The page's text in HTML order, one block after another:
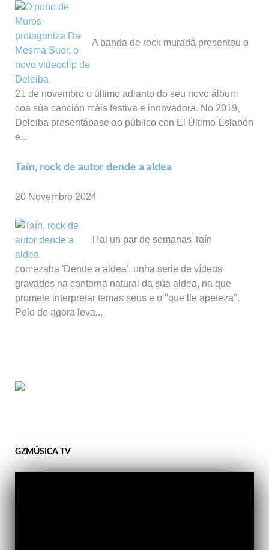
A banda de rock muradá presentou o
21 de novembro o último adianto do seu novo álbum
coa súa canción máis festiva e innovadora. No 2019,
Deleiba presentábase ao público con El Último Eslabón
e...
Taín, rock de autor dende a aldea
20 Novembro 2024
Hai un par de semanas Taín
comezaba 'Dende a aldea', unha serie de vídeos
gravados na contorna natural da súa aldea, na que
promete interpretar temas seus e o "que lle apeteza".
Polo de agora leva...
GZMÚSICA TV